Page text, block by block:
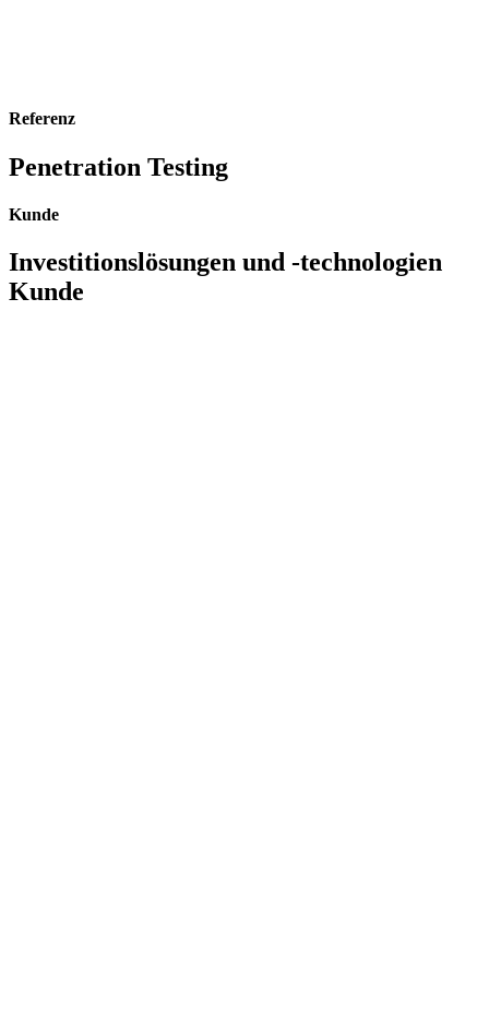
Referenz
Penetration Testing
Kunde
Investitionslösungen und -technologien
Kunde